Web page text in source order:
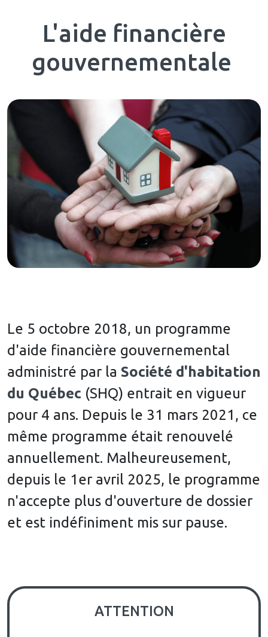
L'aide financière
gouvernementale
Le 5 octobre 2018, un programme
d'aide financière gouvernemental
administré par la Société d'habitation
du Québec (SHQ) entrait en vigueur
pour 4 ans. Depuis le 31 mars 2021, ce
même programme était renouvelé
annuellement. Malheureusement,
depuis le 1er avril 2025, le programme
n'accepte plus d'ouverture de dossier
et est indéfiniment mis sur pause.
ATTENTION